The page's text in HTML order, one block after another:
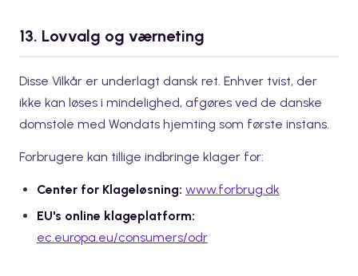
13. Lovvalg og værneting
Disse Vilkår er underlagt dansk ret. Enhver tvist, der
ikke kan løses i mindelighed, afgøres ved de danske
domstole med Wondats hjemting som første instans.
Forbrugere kan tillige indbringe klager for:
Center for Klageløsning: www.forbrug.dk
EU's online klageplatform:
ec.europa.eu/consumers/odr